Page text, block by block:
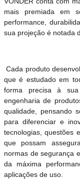
mais premiada em
performance,
sua projeção é notada
Cada produto
que é estudado em
forma precisa à
engenharia de
qualidade, pensando
para diferenciar e
tecnologias, questões
que possam
normas de segurança
da máxima
aplicações de uso.